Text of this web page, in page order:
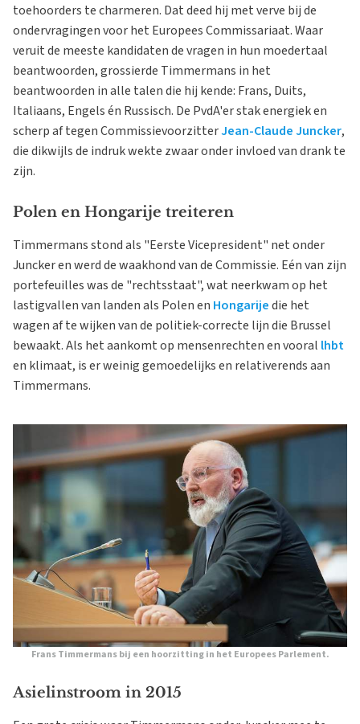
toehoorders te charmeren. Dat deed hij met verve bij de
ondervragingen voor het Europees Commissariaat. Waar
veruit de meeste kandidaten de vragen in hun moedertaal
beantwoorden, grossierde Timmermans in het
beantwoorden in alle talen die hij kende: Frans, Duits,
Italiaans, Engels én Russisch. De PvdA'er stak energiek en
scherp af tegen CommissievoorzitterJean-Claude Juncker,
die dikwijls de indruk wekte zwaar onder invloed van drank te
zijn.
Polen en Hongarije treiteren
Timmermans stond als "Eerste Vicepresident" net onder
Juncker en werd de waakhond van de Commissie. Eén van zijn
portefeuilles was de "rechtsstaat", wat neerkwam op het
lastigvallen van landen als Polen en Hongarijedie het
wagen af te wijken van de politiek-correcte lijn die Brussel
bewaakt. Als het aankomt op mensenrechten en vooral lhbt
en klimaat, is er weinig gemoedelijks en relativerends aan
Timmermans.
Frans Timmermans bij een hoorzitting in het Europees Parlement.
Asielinstroom in 2015